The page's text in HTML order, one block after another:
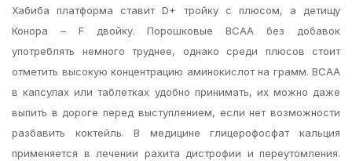
Хабиба платформа ставит D+ тройку с плюсом, а детищу
Конора – F двойку. Порошковые BCAA без добавок
употреблять немного труднее, однако среди плюсов стоит
отметить высокую концентрацию аминокислот на грамм. BCAA
в капсулах или таблетках удобно принимать, их можно даже
выпить в дороге перед выступлением, если нет возможности
разбавить коктейль. В медицине глицерофосфат кальция
применяется в лечении рахита дистрофии и переутомления.